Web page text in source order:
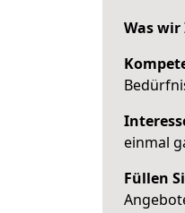
Was
einmal
Füllen